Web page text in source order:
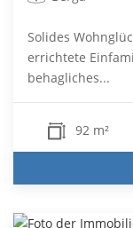
Solides
errichtete
behagliches...
92 m²